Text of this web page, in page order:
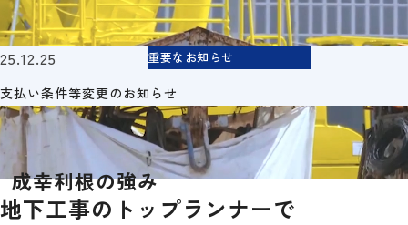
25.12.25 重要なお知らせ
支払い条件等変更のお知らせ
成幸利根の強み
地下工事のトップランナーで